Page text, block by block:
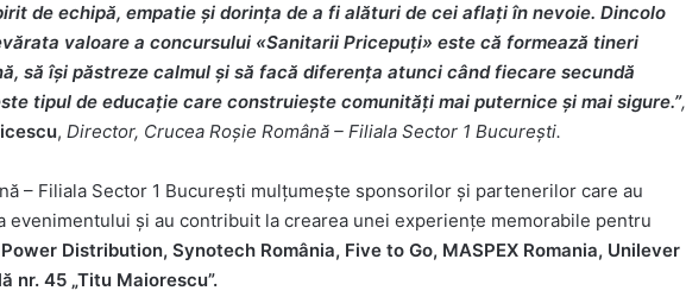
de echipă, empatie și dorința de a fi alături de cei aflați în nevoie. Dincolo
valoare a concursului «Sanitarii Pricepuți» este că formează tineri
să își păstreze calmul și să facă diferența atunci când fiecare secundă
tipul de educație care construiește comunități mai puternice și mai sigure.”,
, Director, Crucea Roșie Română – Filiala Sector 1 București.
– Filiala Sector 1 București mulțumește sponsorilor și partenerilor care au
evenimentului și au contribuit la crearea unei experiențe memorabile pentru
Distribution, Synotech România, Five to Go, MASPEX Romania, Unilever
nr. 45 „Titu Maiorescu”.